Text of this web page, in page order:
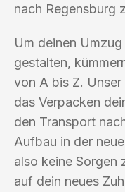
nach Regensburg
Um deinen
gestalten,
von A bis Z.
das Verpacken
den Transport
Aufbau in der
also keine Sorgen
auf dein neues